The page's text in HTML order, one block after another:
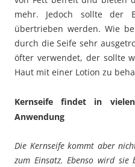
mehr. Jedoch sollte der
übertrieben werden. Wie
durch die Seife sehr
öfter verwendet, der sollte
Haut mit einer Lotion zu
Kernseife findet in
Anwendung
Die Kernseife kommt aber
zum Einsatz. Ebenso wird sie